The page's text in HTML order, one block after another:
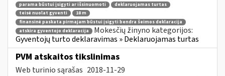
parama būstui įsigyti ar išsinuomoti
deklaruojamas turtas
teisė nuolat gyventi
18 m
finansinė paskata pirmajam būstui įsigyti bendra šeimos deklaracija
atskira gyventojo deklaracija
Mokesčių žinyno kategorijos:
Gyventojų turto deklaravimas » Deklaruojamas turtas
PVM atskaitos tikslinimas
Web turinio sąrašas 2018-11-29